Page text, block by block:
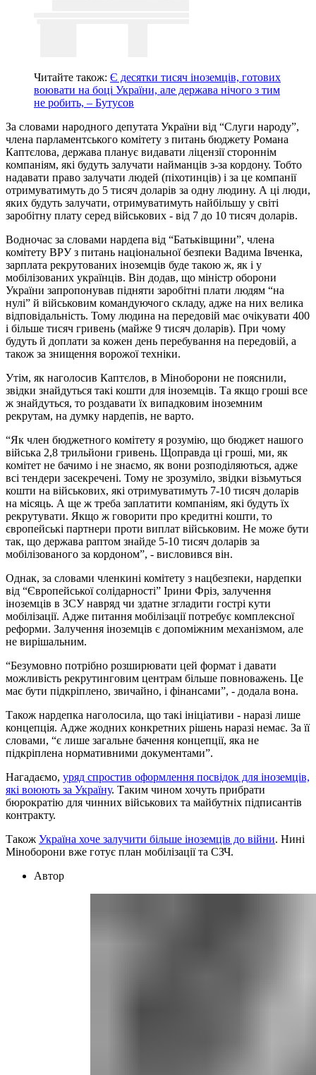
Читайте також: Є десятки тисяч іноземців, готових
воювати на боці України, але держава нічого з тим
не робить, – Бутусов
За словами народного депутата України від “Слуги народу”,
члена парламентського комітету з питань бюджету Романа
Каптєлова, держава планує видавати ліцензії стороннім
компаніям, які будуть залучати найманців з-за кордону. Тобто
надавати право залучати людей (піхотинців) і за це компанії
отримуватимуть до 5 тисяч доларів за одну людину. А ці люди,
яких будуть залучати, отримуватимуть найбільшу у світі
заробітну плату серед військових - від 7 до 10 тисяч доларів.
Водночас за словами нардепа від “Батьківщини”, члена
комітету ВРУ з питань національної безпеки Вадима Івченка,
зарплата рекрутованих іноземців буде такою ж, як і у
мобілізованих українців. Він додав, що міністр оборони
України запропонував підняти заробітні плати людям “на
нулі” й військовим командуючого складу, адже на них велика
відповідальність. Тому людина на передовій має очікувати 400
і більше тисяч гривень (майже 9 тисяч доларів). При чому
будуть й доплати за кожен день перебування на передовій, а
також за знищення ворожої техніки.
Утім, як наголосив Каптєлов, в Міноборони не пояснили,
звідки знайдуться такі кошти для іноземців. Та якщо гроші все
ж знайдуться, то роздавати їх випадковим іноземним
рекрутам, на думку нардепів, не варто.
“Як член бюджетного комітету я розумію, що бюджет нашого
війська 2,8 трильйони гривень. Щоправда ці гроші, ми, як
комітет не бачимо і не знаємо, як вони розподіляються, адже
всі тендери засекречені. Тому не зрозуміло, звідки візьмуться
кошти на військових, які отримуватимуть 7-10 тисяч доларів
на місяць. А ще ж треба заплатити компаніям, які будуть їх
рекрутувати. Якщо ж говорити про кредитні кошти, то
європейські партнери проти виплат військовим. Не може бути
так, що держава раптом знайде 5-10 тисяч доларів за
мобілізованого за кордоном”, - висловився він.
Однак, за словами членкині комітету з нацбезпеки, нардепки
від “Європейської солідарності” Ірини Фріз, залучення
іноземців в ЗСУ навряд чи здатне згладити гострі кути
мобілізації. Адже питання мобілізації потребує комплексної
реформи. Залучення іноземців є допоміжним механізмом, але
не вирішальним.
“Безумовно потрібно розширювати цей формат і давати
можливість рекрутинговим центрам більше повноважень. Це
має бути підкріплено, звичайно, і фінансами”, - додала вона.
Також нардепка наголосила, що такі ініціативи - наразі лише
концепція. Адже жодних конкретних рішень наразі немає. За її
словами, “є лише загальне бачення концепції, яка не
підкріплена нормативними документами”.
Нагадаємо, уряд спростив оформлення посвідок для іноземців,
які воюють за Україну. Таким чином хочуть прибрати
бюрократію для чинних військових та майбутніх підписантів
контракту.
Також Україна хоче залучити більше іноземців до війни. Нині
Міноборони вже готує план мобілізації та СЗЧ.
Автор